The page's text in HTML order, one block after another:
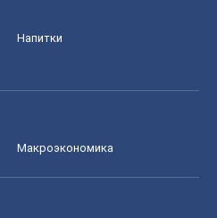
Напитки
Mакроэкономика